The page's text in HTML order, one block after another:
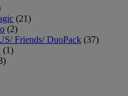
(21)
(2)
Friends/ DuoPack (37)
(1)